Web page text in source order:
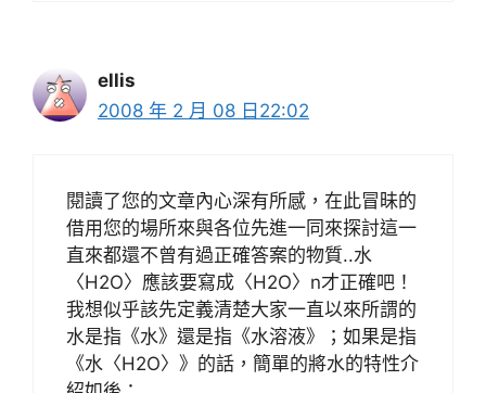
ellis
2008 年 2 月 08 日22:02
閱讀了您的文章內心深有所感，在此冒昧的
借用您的場所來與各位先進一同來探討這一
直來都還不曾有過正確答案的物質..水
〈H2O〉應該要寫成〈H2O〉n才正確吧！
我想似乎該先定義清楚大家一直以來所謂的
水是指《水》還是指《水溶液》；如果是指
《水〈H2O〉》的話，簡單的將水的特性介